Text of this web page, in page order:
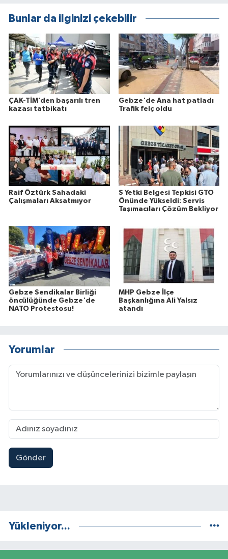
Bunlar da ilginizi çekebilir
ÇAK-TİM’den başarılı tren
kazası tatbikatı
Gebze'de Ana hat patladı
Trafik felç oldu
Raif Öztürk Sahadaki
Çalışmaları Aksatmıyor
S Yetki Belgesi Tepkisi GTO
Önünde Yükseldi: Servis
Taşımacıları Çözüm Bekliyor
Gebze Sendikalar Birliği
öncülüğünde Gebze'de
NATO Protestosu!
MHP Gebze İlçe
Başkanlığına Ali Yalsız
atandı
Yorumlar
Gönder
Yükleniyor...